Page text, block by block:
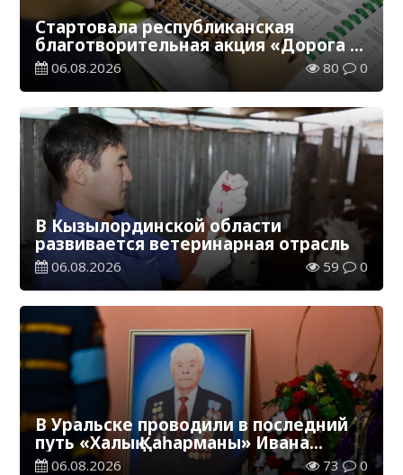
Стартовала республиканская
благотворительная акция «Дорога в
школу»
06.08.2026 80 0
В Кызылординской области
развивается ветеринарная отрасль
06.08.2026 59 0
В Уральске проводили в последний
путь «Халық Қаһарманы» Ивана
Степановича Гапича
06.08.2026 73 0